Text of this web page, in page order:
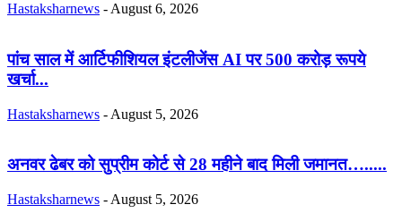
Hastaksharnews - August 6, 2026
पांच साल में आर्टिफीशियल इंटलीजेंस AI पर 500 करोड़ रूपये
खर्चा...
Hastaksharnews - August 5, 2026
अनवर ढेबर को सुप्रीम कोर्ट से 28 महीने बाद मिली जमानत….....
Hastaksharnews - August 5, 2026